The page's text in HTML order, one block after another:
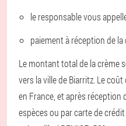
le responsable vous
paiement à réception de
Le montant total de la crème
vers la ville de Biarritz. Le
en France, et après réception
espèces ou par carte de